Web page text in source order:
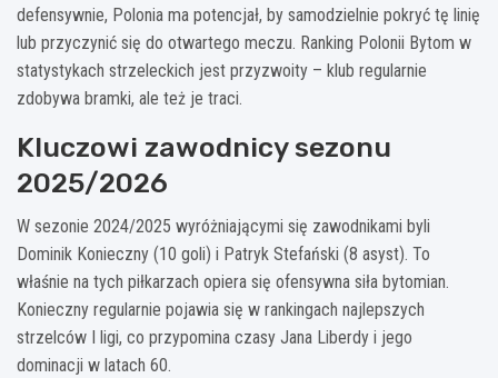
defensywnie, Polonia ma potencjał, by samodzielnie pokryć tę linię
lub przyczynić się do otwartego meczu. Ranking Polonii Bytom w
statystykach strzeleckich jest przyzwoity – klub regularnie
zdobywa bramki, ale też je traci.
Kluczowi zawodnicy sezonu
2025/2026
W sezonie 2024/2025 wyróżniającymi się zawodnikami byli
Dominik Konieczny (10 goli) i Patryk Stefański (8 asyst). To
właśnie na tych piłkarzach opiera się ofensywna siła bytomian.
Konieczny regularnie pojawia się w rankingach najlepszych
strzelców I ligi, co przypomina czasy Jana Liberdy i jego
dominacji w latach 60.